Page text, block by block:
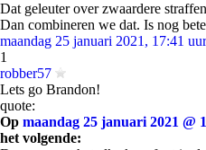
Dat geleuter over zwaardere
Dan combineren we dat. Is nog
maandag 25 januari 2021, 17:41 uur
1
robber57
Lets go Brandon!
quote:
Op maandag 25 januari 2021 @
het volgende: